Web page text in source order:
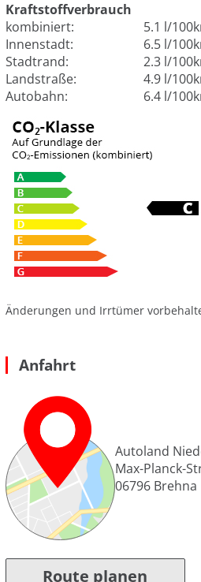
Kraftstoffverbrauch
kombiniert:
5.1 l/
Innenstadt:
6.5 l/
Stadtrand:
2.3 l/
Landstraße:
4.9 l/
Autobahn:
6.4 l/
Änderungen und Irrtümer
Anfahrt
Autoland
Max-Planck-
06796 Brehna
Route planen